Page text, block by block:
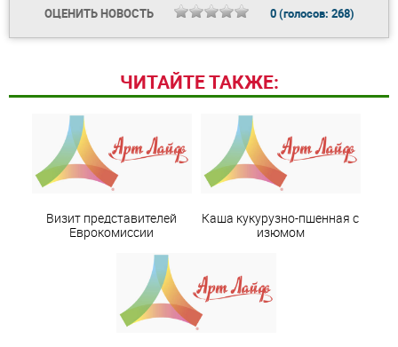
ОЦЕНИТЬ НОВОСТЬ 0(голосов: 268)
ЧИТАЙТЕ ТАКЖЕ:
Визит представителей
Еврокомиссии
Каша кукурузно-пшенная с
изюмом